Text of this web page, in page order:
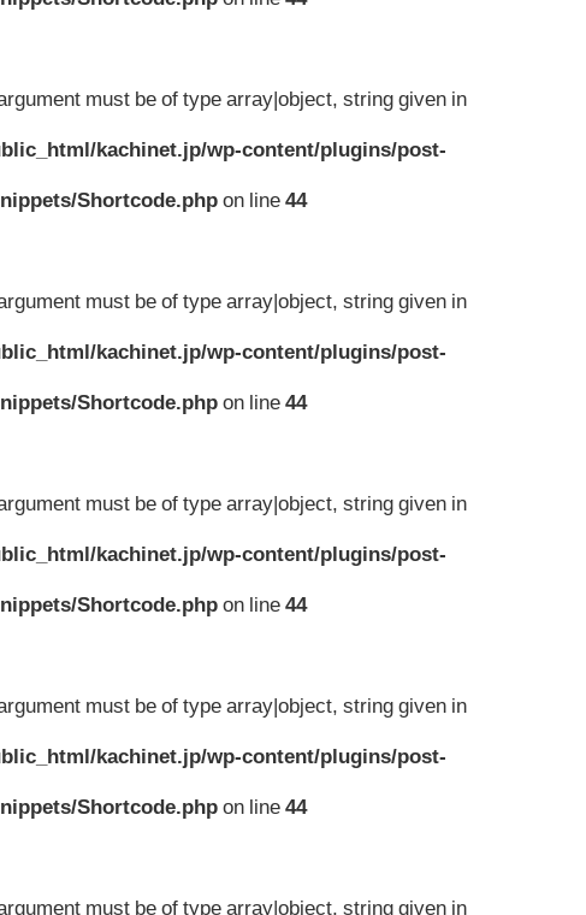
must be of type array|object, string given in
kachinet.jp/wp-content/plugins/post-
Shortcode.php on line44
must be of type array|object, string given in
kachinet.jp/wp-content/plugins/post-
Shortcode.php on line44
must be of type array|object, string given in
kachinet.jp/wp-content/plugins/post-
Shortcode.php on line44
must be of type array|object, string given in
kachinet.jp/wp-content/plugins/post-
Shortcode.php on line44
must be of type array|object, string given in